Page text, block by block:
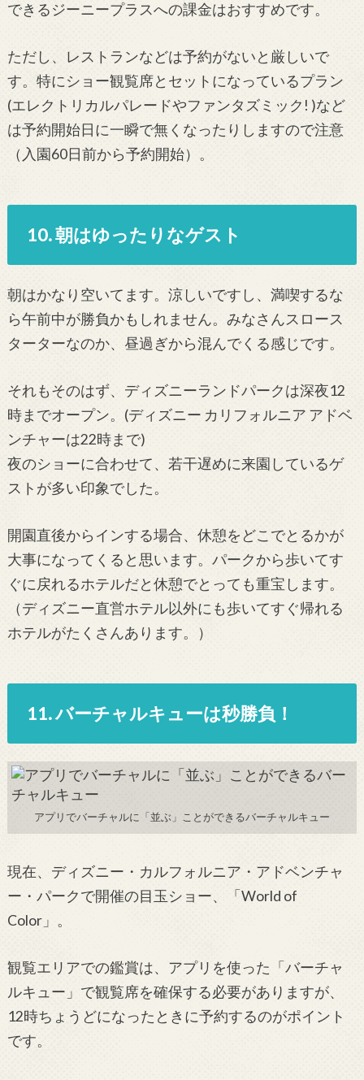
できるジーニープラスへの課金はおすすめです。
ただし、レストランなどは予約がないと厳しいで
す。特にショー観覧席とセットになっているプラン
(エレクトリカルパレードやファンタズミック! )など
は予約開始日に一瞬で無くなったりしますので注意
（入園60日前から予約開始）。
10. 朝はゆったりなゲスト
朝はかなり空いてます。涼しいですし、満喫するな
ら午前中が勝負かもしれません。みなさんスロース
ターターなのか、昼過ぎから混んでくる感じです。
それもそのはず、ディズニーランドパークは深夜12
時までオープン。(ディズニー カリフォルニア アドベ
ンチャーは22時まで)
夜のショーに合わせて、若干遅めに来園しているゲ
ストが多い印象でした。
開園直後からインする場合、休憩をどこでとるかが
大事になってくると思います。パークから歩いてす
ぐに戻れるホテルだと休憩でとっても重宝します。
（ディズニー直営ホテル以外にも歩いてすぐ帰れる
ホテルがたくさんあります。）
11. バーチャルキューは秒勝負！
アプリでバーチャルに「並ぶ」ことができるバーチャルキュー
現在、ディズニー・カルフォルニア・アドベンチャ
ー・パークで開催の目玉ショー、「World of
Color」。
観覧エリアでの鑑賞は、アプリを使った「バーチャ
ルキュー」で観覧席を確保する必要がありますが、
12時ちょうどになったときに予約するのがポイント
です。